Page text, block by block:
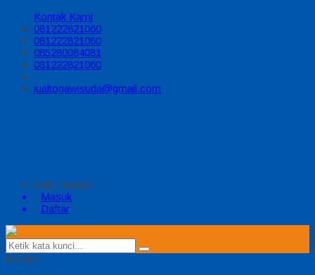
Kontak Kami
081222821060
081222821060
085280084081
081222821060
jualtogawisuda@gmail.com
Halo, Guest!
Masuk
Daftar
MENU